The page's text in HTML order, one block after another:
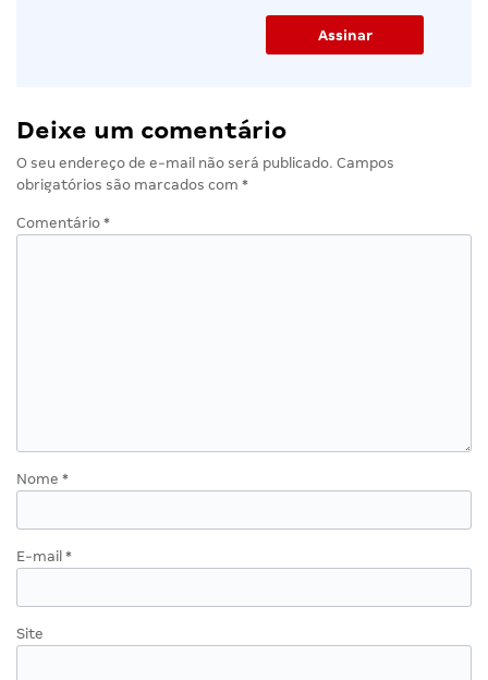
Deixe um comentário
O seu endereço de e-mail não será publicado. Campos
obrigatórios são marcados com *
Comentário *
Nome *
E-mail *
Site